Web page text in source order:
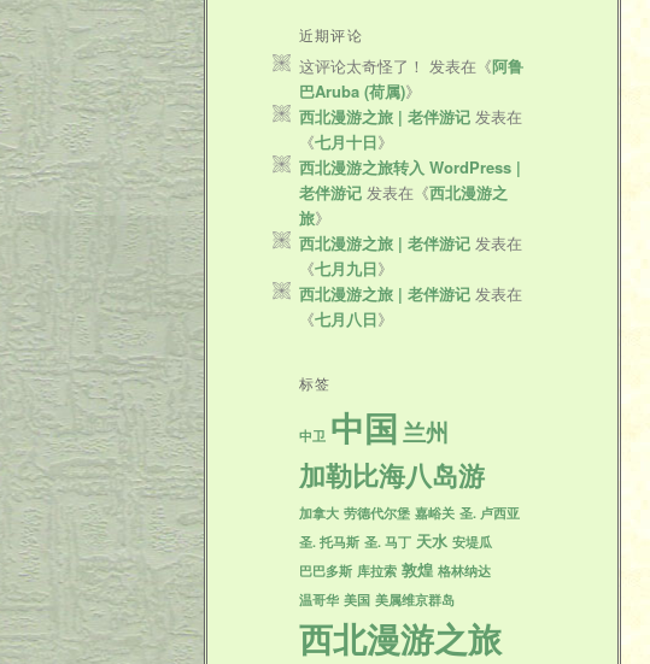
近期评论
这评论太奇怪了！ 发表在《阿鲁
巴Aruba (荷属)》
西北漫游之旅 | 老伴游记 发表在
《七月十日》
西北漫游之旅转入 WordPress |
老伴游记 发表在《西北漫游之
旅》
西北漫游之旅 | 老伴游记 发表在
《七月九日》
西北漫游之旅 | 老伴游记 发表在
《七月八日》
标签
中卫 中国兰州
加勒比海八岛游
加拿大 劳德代尔堡 嘉峪关 圣. 卢西亚
圣. 托马斯 圣. 马丁 天水 安堤瓜
巴巴多斯 库拉索 敦煌 格林纳达
温哥华 美国 美属维京群岛
西北漫游之旅